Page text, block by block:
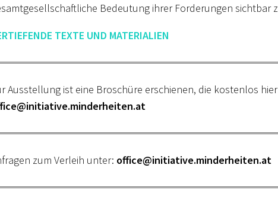
Bedeutung ihrer Forderungen sichtbar
TEXTE UND MATERIALIEN
Ausstellung ist eine Broschüre erschienen, die kostenlos
zum Verleih unter: office@initiative.minderheiten.at